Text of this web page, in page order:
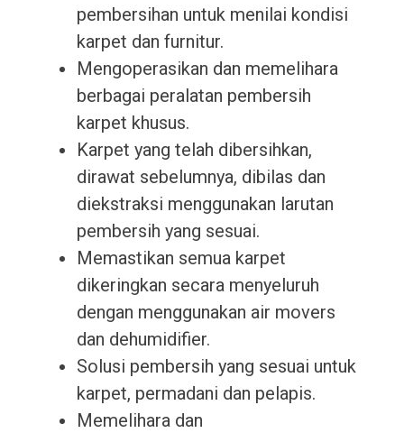
pembersihan untuk menilai kondisi
karpet dan furnitur.
Mengoperasikan dan memelihara
berbagai peralatan pembersih
karpet khusus.
Karpet yang telah dibersihkan,
dirawat sebelumnya, dibilas dan
diekstraksi menggunakan larutan
pembersih yang sesuai.
Memastikan semua karpet
dikeringkan secara menyeluruh
dengan menggunakan air movers
dan dehumidifier.
Solusi pembersih yang sesuai untuk
karpet, permadani dan pelapis.
Memelihara dan